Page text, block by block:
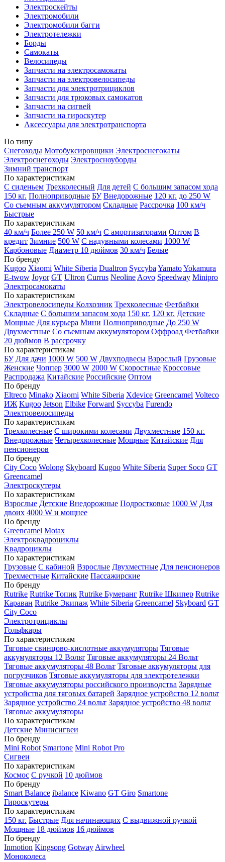
Электроскейты
Электромобили
Электромобили багги
Электротележки
Борды
Самокаты
Велосипеды
Запчасти на электросамокаты
Запчасти на электровелосипеды
Запчасти для электротрициклов
Запчасти для трюковых самокатов
Запчасти на сигвей
Запчасти на гироскутер
Аксессуары для электротранспорта
По типу
Снегоходы Мотобуксировщики Электроснегокаты
Электроснегоходы Электросноуборды
Зимний транспорт
По характеристикам
С сиденьем Трехколесный Для детей С большим запасом хода
150 кг. Полноприводные БУ Внедорожные 120 кг. до 250 W
Со съемным аккумулятором Складные Рассрочка 100 км/ч
Быстрые
По характеристикам
40 км/ч Более 250 W 50 км/ч С амортизаторами Оптом В
кредит Зимние 500 W С надувными колесами 1000 W
Карбоновые Диаметр 10 дюймов 30 км/ч Белые
По бренду
Kugoo Xiaomi White Siberia Dualtron Syccyba YamatoYokamura
E-twow Joyor GT Ultron Currus Neoline Aovo Speedway Minipro
Электросамокаты
По характеристикам
Электровелосипеды Колхозник Трехколесные Фетбайки
Складные С большим запасом хода 150 кг. 120 кг. Детские
Мощные Для курьера Мини Полноприводные До 250 W
Двухместные Со съемным аккумулятором Оффроад Фетбайки
20 дюймов В рассрочку
По характеристикам
БУ Для дачи 1000 W 500 W Двухподвесы Взрослый Грузовые
Женские Чоппер 3000 W 2000 W Скоростные Кроссовые
Распродажа Китайские Российские Оптом
По бренду
Eltreco Minako Xiaomi White Siberia Xdevice Greencamel Volteco
ИЖ Kugoo Jetson Elbike Forward Syccyba Furendo
Электровелосипеды
По характеристикам
Трехколесные С широкими колесами Двухместные 150 кг.
Внедорожные Четырехколесные Мощные Китайские Для
пенсионеров
По бренду
City Coco Wolong Skyboard Kugoo White Siberia Super Soco GT
Greencamel
Электроскутеры
По характеристикам
Взрослые Детские Внедорожные Подростковые 1000 W Для
двоих 4000 W и мощнее
По бренду
Greencamel Motax
Электроквадроциклы
Квадроциклы
По характеристикам
Грузовые С кабиной Взрослые Двухместные Для пенсионеров
Трехместные Китайские Пассажирские
По бренду
Rutrike Rutrike Топик Rutrike Бумеранг Rutrike Шкипер Rutrike
Караван Rutrike Экипаж White Siberia Greencamel Skyboard GT
City Coco
Электротрициклы
Гольфкары
По характеристикам
Тяговые свинцово-кислотные аккумуляторы Тяговые
аккумуляторы 12 Вольт Тяговые аккумуляторы 24 Вольт
Тяговые аккумуляторы 48 Вольт Тяговые аккумуляторы для
погрузчиков Тяговые аккумуляторы для электротележки
Тяговые аккумуляторы российского производства Зарядные
устройства для тяговых батарей Зарядное устройство 12 вольт
Зарядное устройство 24 вольт Зарядное устройство 48 вольт
Тяговые аккумуляторы
По характеристикам
Детские Минисигвеи
По бренду
Mini Robot Smartone Mini Robot Pro
Сигвеи
По характеристикам
Космос С ручкой 10 дюймов
По бренду
Smart Balance ibalance Kiwano GT Giro Smartone
Гироскутеры
По характеристикам
150 кг. Быстрые Для начинающих С выдвижной ручкой
Мощные 18 дюймов 16 дюймов
По бренду
Inmotion Kingsong Gotway Airwheel
Моноколеса